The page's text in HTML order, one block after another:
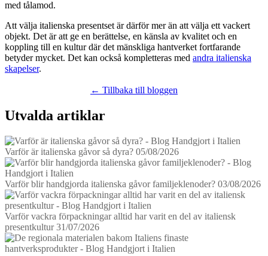
med tålamod.
Att välja italienska presentset är därför mer än att välja ett vackert
objekt. Det är att ge en berättelse, en känsla av kvalitet och en
koppling till en kultur där det mänskliga hantverket fortfarande
betyder mycket. Det kan också kompletteras med andra italienska
skapelser.
← Tillbaka till bloggen
Utvalda artiklar
Varför är italienska gåvor så dyra? 05/08/2026
Varför blir handgjorda italienska gåvor familjeklenoder? 03/08/2026
Varför vackra förpackningar alltid har varit en del av italiensk
presentkultur 31/07/2026